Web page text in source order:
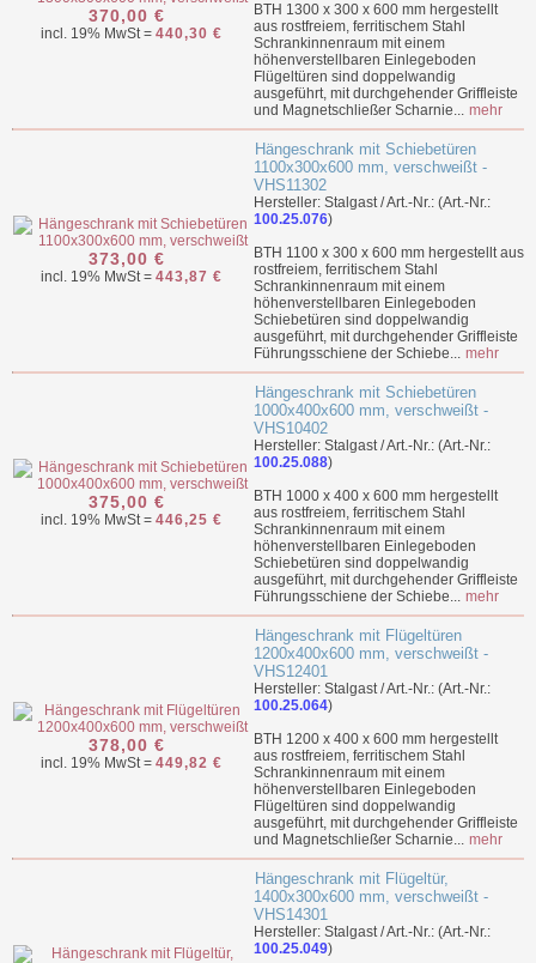
370,00 €
incl. 19% MwSt = 440,30 €
BTH 1300 x 300 x 600 mm hergestellt
aus rostfreiem, ferritischem Stahl
Schrankinnenraum mit einem
höhenverstellbaren Einlegeboden
Flügeltüren sind doppelwandig
ausgeführt, mit durchgehender Griffleiste
und Magnetschließer Scharnie... mehr
373,00 €
incl. 19% MwSt = 443,87 €
Hängeschrank mit Schiebetüren
1100x300x600 mm, verschweißt -
VHS11302
Hersteller: Stalgast / Art.-Nr.: (Art.-Nr.:
100.25.076)
BTH 1100 x 300 x 600 mm hergestellt aus
rostfreiem, ferritischem Stahl
Schrankinnenraum mit einem
höhenverstellbaren Einlegeboden
Schiebetüren sind doppelwandig
ausgeführt, mit durchgehender Griffleiste
Führungsschiene der Schiebe... mehr
375,00 €
incl. 19% MwSt = 446,25 €
Hängeschrank mit Schiebetüren
1000x400x600 mm, verschweißt -
VHS10402
Hersteller: Stalgast / Art.-Nr.: (Art.-Nr.:
100.25.088)
BTH 1000 x 400 x 600 mm hergestellt
aus rostfreiem, ferritischem Stahl
Schrankinnenraum mit einem
höhenverstellbaren Einlegeboden
Schiebetüren sind doppelwandig
ausgeführt, mit durchgehender Griffleiste
Führungsschiene der Schiebe... mehr
378,00 €
incl. 19% MwSt = 449,82 €
Hängeschrank mit Flügeltüren
1200x400x600 mm, verschweißt -
VHS12401
Hersteller: Stalgast / Art.-Nr.: (Art.-Nr.:
100.25.064)
BTH 1200 x 400 x 600 mm hergestellt
aus rostfreiem, ferritischem Stahl
Schrankinnenraum mit einem
höhenverstellbaren Einlegeboden
Flügeltüren sind doppelwandig
ausgeführt, mit durchgehender Griffleiste
und Magnetschließer Scharnie... mehr
Hängeschrank mit Flügeltür,
1400x300x600 mm, verschweißt -
VHS14301
Hersteller: Stalgast / Art.-Nr.: (Art.-Nr.:
100.25.049)